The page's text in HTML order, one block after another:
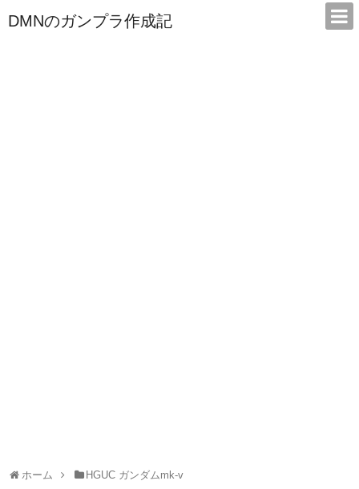
DMNのガンプラ作成記
ホーム HGUC ガンダムmk-v